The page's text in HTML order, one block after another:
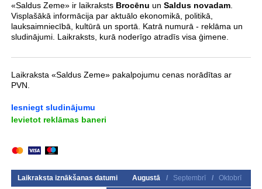
«Saldus Zeme» ir laikraksts Brocēnu un Saldus novadam.
Visplašākā informācija par aktuālo ekonomikā, politikā,
lauksaimniecībā, kultūrā un sportā. Katrā numurā - reklāma un
sludinājumi. Laikraksts, kurā noderīgo atradīs visa ģimene.
Laikraksta «Saldus Zeme» pakalpojumu cenas norādītas ar
PVN.
Iesniegt sludinājumu
Ievietot reklāmas baneri
Laikraksta iznākšanas datumi Augustā / Septembrī /
Oktobrī